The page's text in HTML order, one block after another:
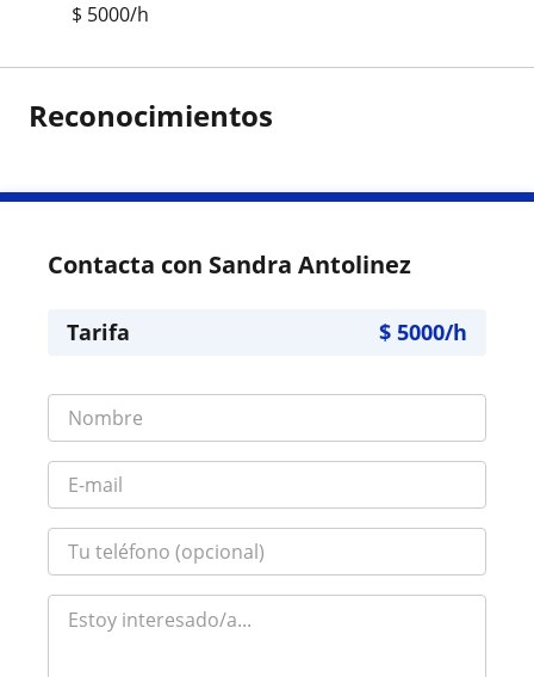
$ 5000/h
Reconocimientos
Contacta con Sandra Antolinez
Tarifa $ 5000/h